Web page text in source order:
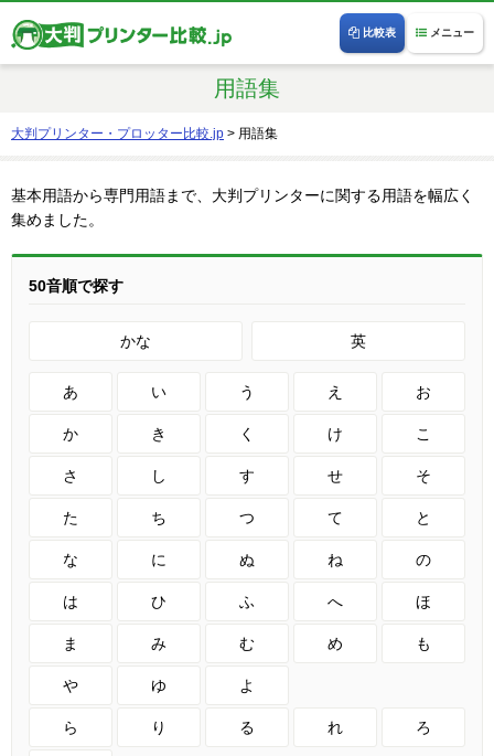
メニュー
比較表
用語集
大判プリンター・プロッター比較.jp > 用語集
基本用語から専門用語まで、大判プリンターに関する用語を幅広く
集めました。
50音順で探す
かな 英
あ い う え お
か き く け こ
さ し す せ そ
た ち つ て と
な に ぬ ね の
は ひ ふ へ ほ
ま み む め も
や ゆ よ
ら り る れ ろ